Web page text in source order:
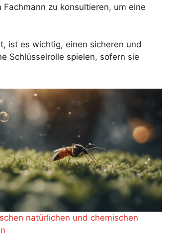
zu konsultieren, um eine
ist es wichtig, einen sicheren und
Schlüsselrolle spielen, sofern sie
natürlichen und chemischen